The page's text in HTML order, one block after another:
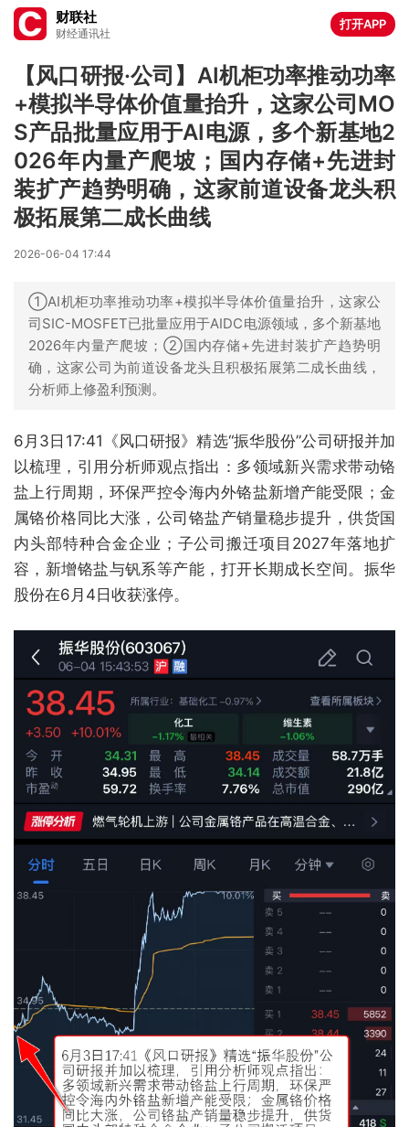
财联社
财经通讯社
打开APP
【风口研报·公司】AI机柜功率推动功率
+模拟半导体价值量抬升，这家公司MO
S产品批量应用于AI电源，多个新基地2
026年内量产爬坡；国内存储+先进封
装扩产趋势明确，这家前道设备龙头积
极拓展第二成长曲线
2026-06-04 17:44
①AI机柜功率推动功率+模拟半导体价值量抬升，这家公
司SIC-MOSFET已批量应用于AIDC电源领域，多个新基地
2026年内量产爬坡；②国内存储+先进封装扩产趋势明
确，这家公司为前道设备龙头且积极拓展第二成长曲线，
分析师上修盈利预测。
6月3日17:41《风口研报》精选“振华股份”公司研报并加
以梳理，引用分析师观点指出：多领域新兴需求带动铬
盐上行周期，环保严控令海内外铬盐新增产能受限；金
属铬价格同比大涨，公司铬盐产销量稳步提升，供货国
内头部特种合金企业；子公司搬迁项目2027年落地扩
容，新增铬盐与钒系等产能，打开长期成长空间。振华
股份在6月4日收获涨停。